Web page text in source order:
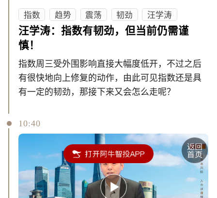
指数 趋势 震荡 韧劲
汪学涛
汪学涛：指数有韧劲，但当前仍需谨
慎！
指数周三受外围影响直接大幅度低开，不过之后
有很快地向上修复的动作，由此可见指数还是具
有一定的韧劲，那接下来又会怎么走呢？
10:40